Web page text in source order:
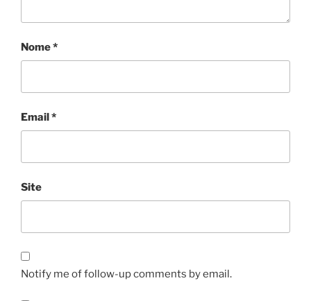
Nome*
Email*
Site
Notify me of follow-up comments by email.